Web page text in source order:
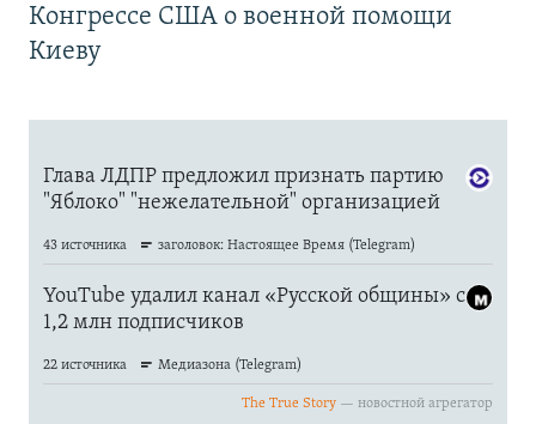
Конгрессе США о военной помощи
Киеву